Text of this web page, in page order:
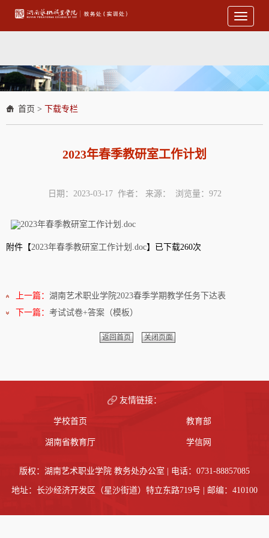
Toggle
首页 > 下载专栏
2023年春季教研室工作计划
日期：2023-03-17 作者： 来源： 浏览量： 972
2023年春季教研室工作计划.doc
附件【2023年春季教研室工作计划.doc】 已下载260次
上一篇： 湖南艺术职业学院2023春季学期教学任务下达表
下一篇： 考试试卷+答案（模板）
返回首页 关闭页面
友情链接：
学校首页 教育部
湖南省教育厅 学信网
版权：湖南艺术职业学院 教务处办公室 | 电话：0731-88857085
地址：长沙经济开发区（星沙街道）特立东路719号 | 邮编：410100